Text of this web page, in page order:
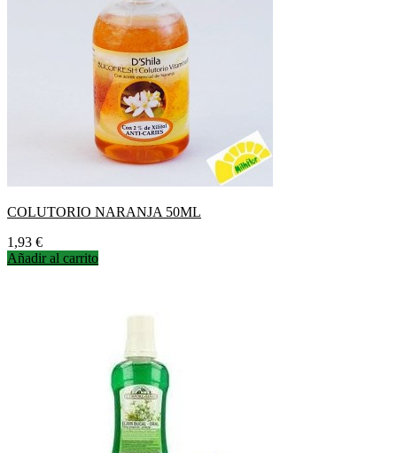
COLUTORIO NARANJA 50ML
Precio
1,93 €
Añadir al carrito